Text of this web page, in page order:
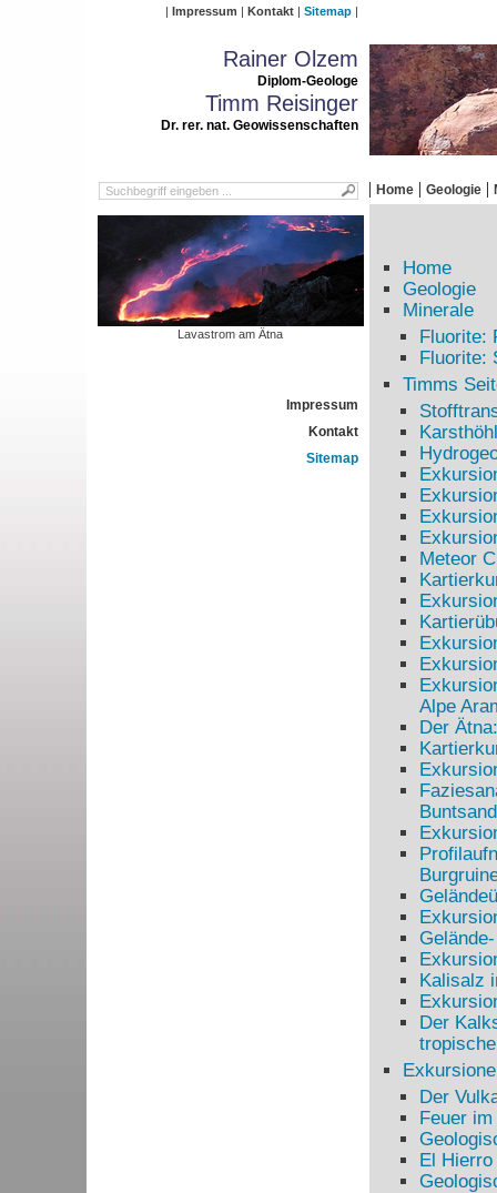
Impressum Kontakt Sitemap
Rainer Olzem
Diplom-Geologe
Timm Reisinger
Dr. rer. nat. Geowissenschaften
Home Geologie
Lavastrom am Ätna
Impressum
Kontakt
Sitemap
Home
Geologie
Minerale
Fluorite:
Fluorite:
Timms
Meteor
Alpe
Der
Kalisalz
Der
Der
Feuer
El